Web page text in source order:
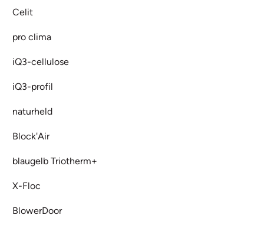
Celit
pro clima
iQ3-cellulose
iQ3-profil
naturheld
Block'Air
blaugelb Triotherm+
X-Floc
BlowerDoor